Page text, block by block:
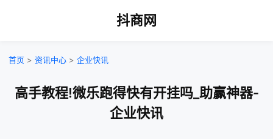
抖商网
首页 > 资讯中心 > 企业快讯
高手教程!微乐跑得快有开挂吗_助赢神器-
企业快讯